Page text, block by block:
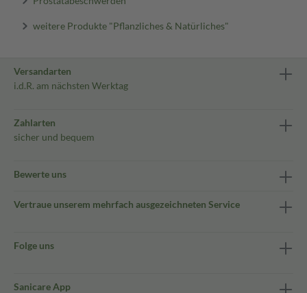
weitere Produkte "Pflanzliches & Natürliches"
Versandarten
i.d.R. am nächsten Werktag
Zahlarten
sicher und bequem
Bewerte uns
Vertraue unserem mehrfach ausgezeichneten Service
Folge uns
Sanicare App